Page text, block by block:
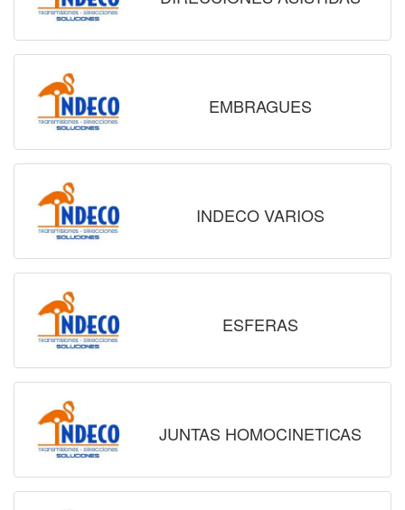
EMBRAGUES
INDECO VARIOS
ESFERAS
JUNTAS HOMOCINETICAS